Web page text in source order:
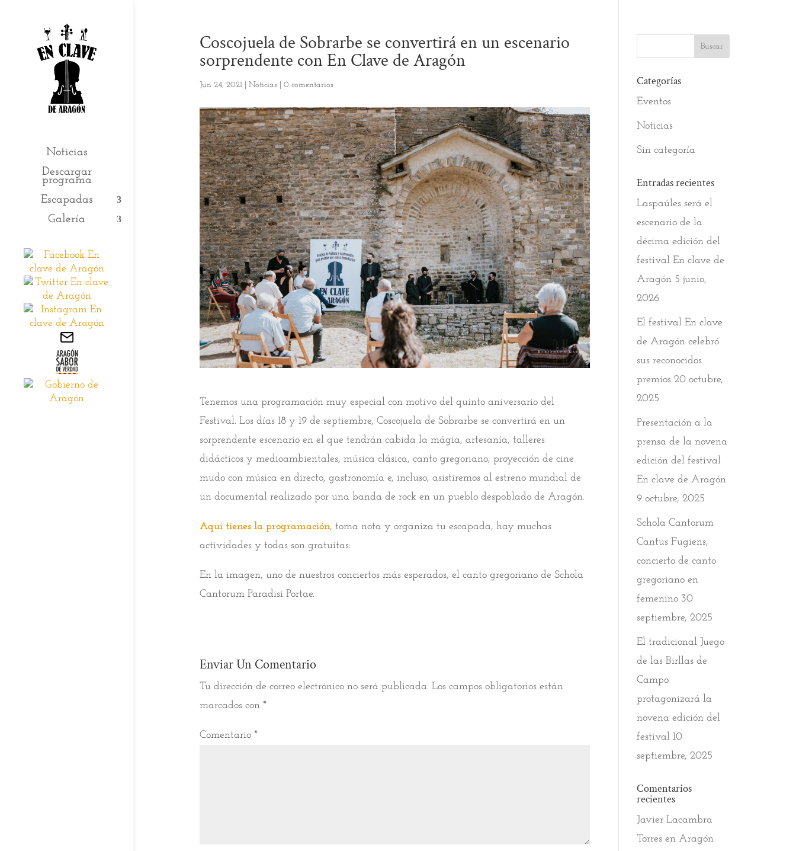
Noticias
Descargar
programa
Escapadas
Galería
Coscojuela de Sobrarbe se convertirá en un escenario
sorprendente con En Clave de Aragón
Jun 24, 2021| Noticias 0 comentarios
Tenemos una programación muy especial con motivo del quinto aniversario del
Festival. Los días 18 y 19 de septiembre, Coscojuela de Sobrarbe se convertirá en un
sorprendente escenario en el que tendrán cabida la mágia, artesanía, talleres
didácticos y medioambientales, música clásica, canto gregoriano, proyección de cine
mudo con música en directo, gastronomía e, incluso, asistiremos al estreno mundial de
un documental realizado por una banda de rock en un pueblo despoblado de Aragón.
Aquí tienes la programación, toma nota y organiza tu escapada, hay muchas
actividades y todas son gratuitas:
En la imagen, uno de nuestros conciertos más esperados, el canto gregoriano de Schola
Cantorum Paradisi Portae.
Enviar Un Comentario
Tu dirección de correo electrónico no será publicada. Los campos obligatorios están
marcados con *
Comentario *
Categorías
Eventos
Noticias
Sin categoría
Entradas recientes
Laspaúles será el
escenario de la
décima edición del
festival En clave de
Aragón 5 junio,
2026
El festival En clave
de Aragón celebró
sus reconocidos
premios 20 octubre,
2025
Presentación a la
prensa de la novena
edición del festival
En clave de Aragón
9 octubre, 2025
Schola Cantorum
Cantus Fugiens,
concierto de canto
gregoriano en
femenino 30
septiembre, 2025
El tradicional Juego
de las Birllas de
Campo
protagonizará la
novena edición del
festival 10
septiembre, 2025
Comentarios
recientes
Javier Lacambra
Torres enAragón